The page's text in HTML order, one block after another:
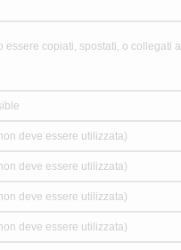
essere copiati, spostati, o collegati al
deve essere utilizzata)
deve essere utilizzata)
deve essere utilizzata)
deve essere utilizzata)